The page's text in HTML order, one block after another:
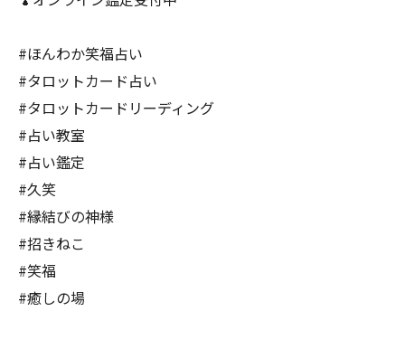
#ほんわか笑福占い
#タロットカード占い
#タロットカードリーディング
#占い教室
#占い鑑定
#久笑
#縁結びの神様
#招きねこ
#笑福
#癒しの場